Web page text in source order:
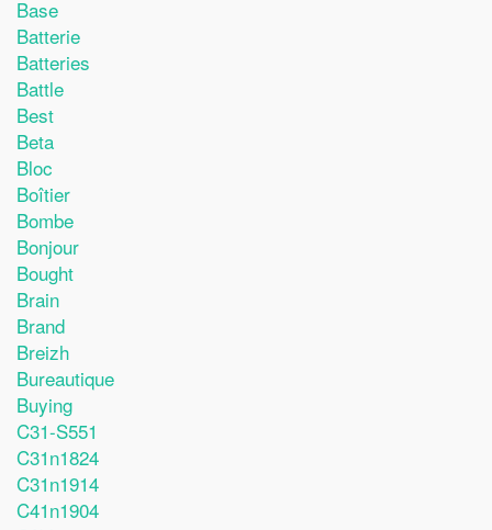
Base
Batterie
Batteries
Battle
Best
Beta
Bloc
Boîtier
Bombe
Bonjour
Bought
Brain
Brand
Breizh
Bureautique
Buying
C31-S551
C31n1824
C31n1914
C41n1904